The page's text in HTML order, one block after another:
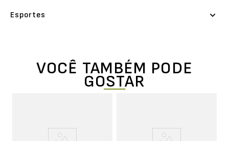
Esportes
VOCÊ TAMBÉM PODE
GOSTAR